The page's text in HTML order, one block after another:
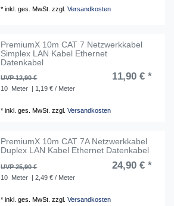
*inkl. ges. MwSt. zzgl.Versandkosten
PremiumX 10m CAT 7 Netzwerkkabel
Simplex LAN Kabel Ethernet
Datenkabel
UVP 12,90 € 11,90 € *
10 Meter | 1,19 € / Meter
*inkl. ges. MwSt. zzgl.Versandkosten
PremiumX 10m CAT 7A Netzwerkkabel
Duplex LAN Kabel Ethernet Datenkabel
UVP 25,90 € 24,90 € *
10 Meter | 2,49 € / Meter
*inkl. ges. MwSt. zzgl.Versandkosten